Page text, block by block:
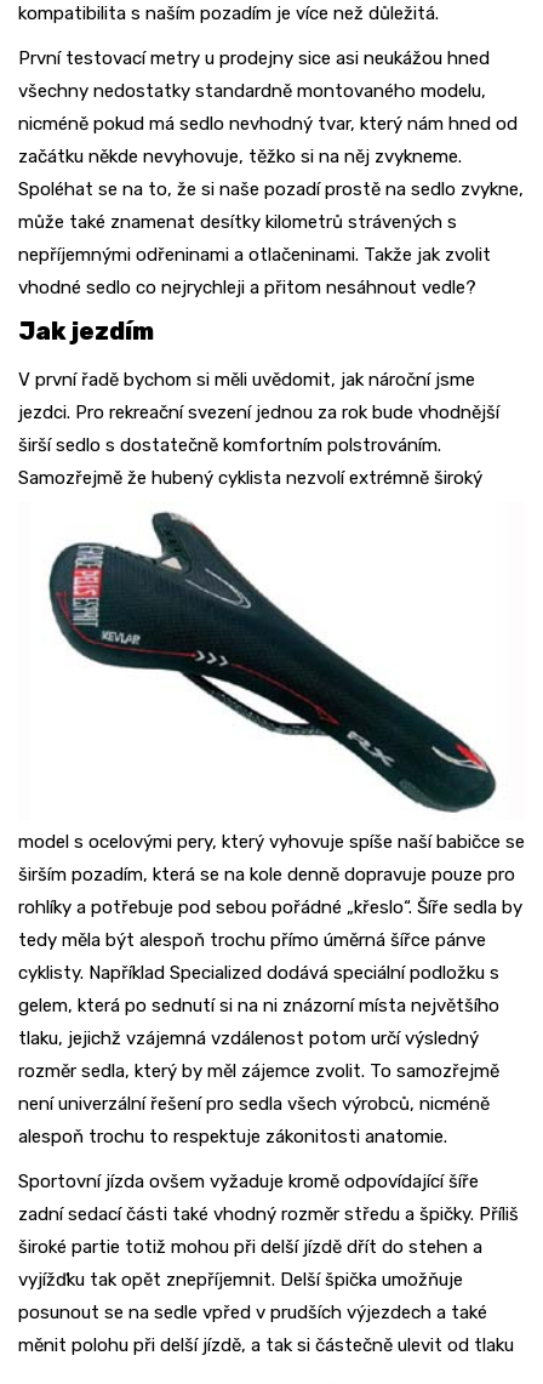
kompatibilita s naším pozadím je více než důležitá.
První testovací metry u prodejny sice asi neukážou hned
všechny nedostatky standardně montovaného modelu,
nicméně pokud má sedlo nevhodný tvar, který nám hned od
začátku někde nevyhovuje, těžko si na něj zvykneme.
Spoléhat se na to, že si naše pozadí prostě na sedlo zvykne,
může také znamenat desítky kilometrů strávených s
nepříjemnými odřeninami a otlačeninami. Takže jak zvolit
vhodné sedlo co nejrychleji a přitom nesáhnout vedle?
Jak jezdím
V první řadě bychom si měli uvědomit, jak nároční jsme
jezdci. Pro rekreační svezení jednou za rok bude vhodnější
širší sedlo s dostatečně komfortním polstrováním.
Samozřejmě že hubený cyklista nezvolí extrémně široký
model s ocelovými pery, který vyhovuje spíše naší babičce se
širším pozadím, která se na kole denně dopravuje pouze pro
rohlíky a potřebuje pod sebou pořádné „křeslo“. Šíře sedla by
tedy měla být alespoň trochu přímo úměrná šířce pánve
cyklisty. Například Specialized dodává speciální podložku s
gelem, která po sednutí si na ni znázorní místa největšího
tlaku, jejichž vzájemná vzdálenost potom určí výsledný
rozměr sedla, který by měl zájemce zvolit. To samozřejmě
není univerzální řešení pro sedla všech výrobců, nicméně
alespoň trochu to respektuje zákonitosti anatomie.
Sportovní jízda ovšem vyžaduje kromě odpovídající šíře
zadní sedací části také vhodný rozměr středu a špičky. Příliš
široké partie totiž mohou při delší jízdě dřít do stehen a
vyjížďku tak opět znepříjemnit. Delší špička umožňuje
posunout se na sedle vpřed v prudších výjezdech a také
měnit polohu při delší jízdě, a tak si částečně ulevit od tlaku